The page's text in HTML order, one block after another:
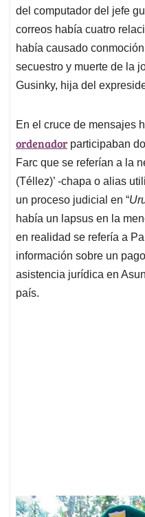
p
k
n
del computador del jefe
correos había cuatro
había causado
secuestro y muerte de la
Gusinky, hija del
En el cruce de mensajes
ordenador participaban
Farc que se referían a la
(Téllez)’ -chapa o alias
un proceso judicial en “
había un lapsus en la
en realidad se refería a
información sobre un
asistencia jurídica en
país.